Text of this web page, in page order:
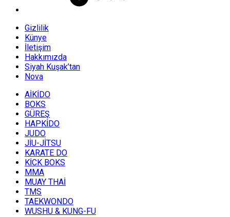
Gizlilik
Künye
İletişim
Hakkımızda
Siyah Kuşak’tan
Nova
AİKİDO
BOKS
GÜREŞ
HAPKİDO
JUDO
JİU-JİTSU
KARATE DO
KİCK BOKS
MMA
MUAY THAİ
TMS
TAEKWONDO
WUSHU & KUNG-FU